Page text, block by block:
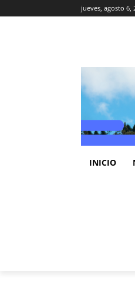
jueves, agosto 6,
INICIO